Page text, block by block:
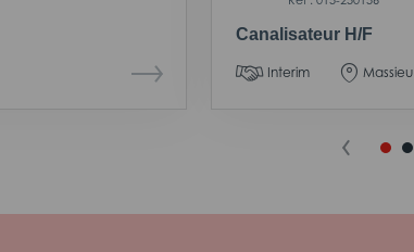
Canalisateur H/F
Interim Massieu